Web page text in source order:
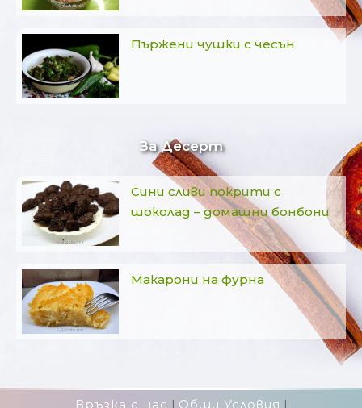
Пържени чушки с чесън
За Десерт
Сини сливи покрити с
шоколад – домашни бонбони
Макарони на фурна
Връзка с нас | Общи Условия |